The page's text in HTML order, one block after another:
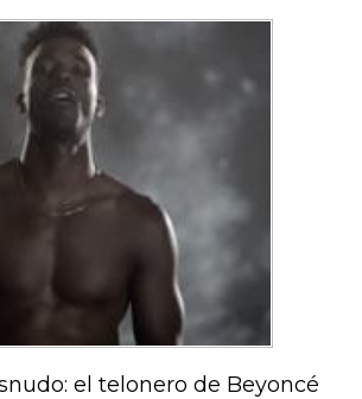
el telonero de Beyoncé